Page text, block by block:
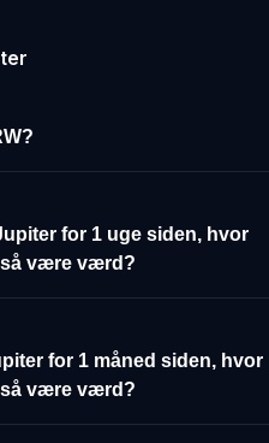
for 1 uge siden, hvor
så være værd?
for 1 måned siden, hvor
så være værd?